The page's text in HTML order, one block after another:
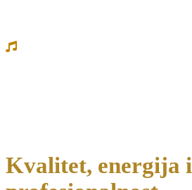
Kvalitet, energija i